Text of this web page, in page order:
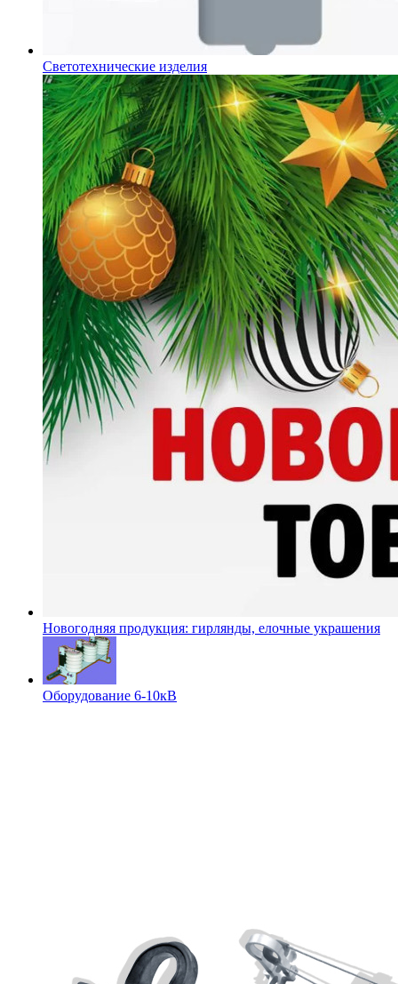
Светотехнические изделия
Новогодняя продукция: гирлянды, елочные украшения
Оборудование 6-10кВ